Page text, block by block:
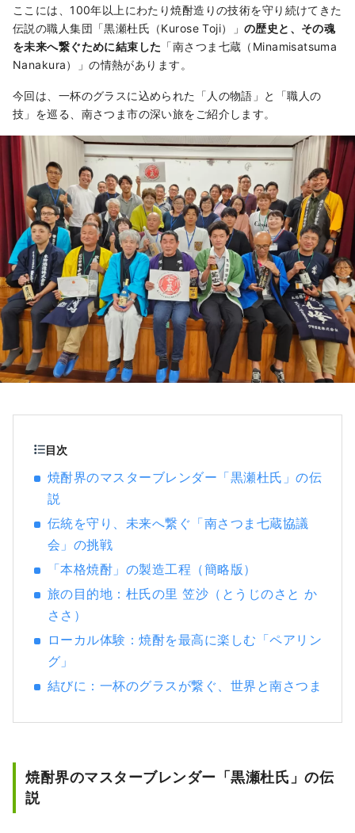
ここには、100年以上にわたり焼酎造りの技術を守り続けてきた
伝説の職人集団「黒瀬杜氏（Kurose Toji）」 の歴史と、その魂
を未来へ繋ぐために結束した 「南さつま七蔵（Minamisatsuma
Nanakura）」の情熱があります。
今回は、一杯のグラスに込められた「人の物語」と「職人の
技」を巡る、南さつま市の深い旅をご紹介します。
目次
焼酎界のマスターブレンダー「黒瀬杜氏」の伝
説
伝統を守り、未来へ繋ぐ「南さつま七蔵協議
会」の挑戦
「本格焼酎」の製造工程（簡略版）
旅の目的地：杜氏の里 笠沙（とうじのさと か
ささ）
ローカル体験：焼酎を最高に楽しむ「ペアリン
グ」
結びに：一杯のグラスが繋ぐ、世界と南さつま
焼酎界のマスターブレンダー「黒瀬杜氏」の伝
説